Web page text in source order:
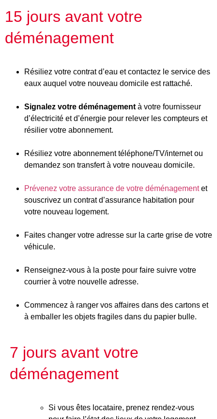
15 jours avant votre
déménagement
Résiliez votre contrat d’eau et contactez le service des
eaux auquel votre nouveau domicile est rattaché.
Signalez votre déménagement à votre fournisseur
d’électricité et d’énergie pour relever les compteurs et
résilier votre abonnement.
Résiliez votre abonnement téléphone/TV/internet ou
demandez son transfert à votre nouveau domicile.
Prévenez votre assurance de votre déménagementet
souscrivez un contrat d’assurance habitation pour
votre nouveau logement.
Faites changer votre adresse sur la carte grise de votre
véhicule.
Renseignez-vous à la poste pour faire suivre votre
courrier à votre nouvelle adresse.
Commencez à ranger vos affaires dans des cartons et
à emballer les objets fragiles dans du papier bulle.
7 jours avant votre
déménagement
Si vous êtes locataire, prenez rendez-vous